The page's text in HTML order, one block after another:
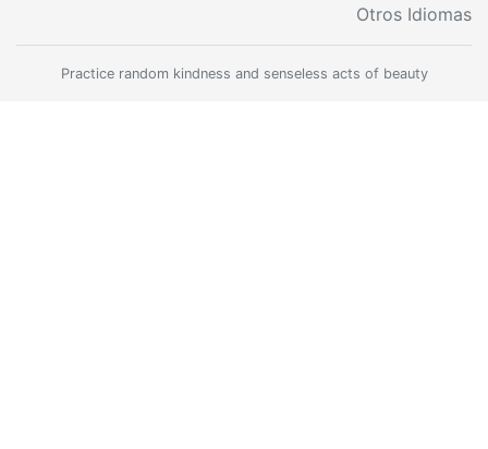
Otros Idiomas
Practice random kindness and senseless acts of beauty